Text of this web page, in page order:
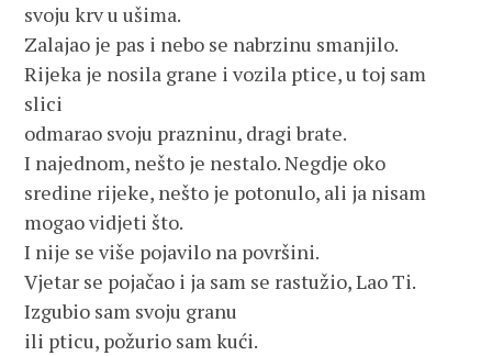
svoju krv u ušima.
Zalajao je pas i nebo se nabrzinu smanjilo.
Rijeka je nosila grane i vozila ptice, u toj sam
slici
odmarao svoju prazninu, dragi brate.
I najednom, nešto je nestalo. Negdje oko
sredine rijeke, nešto je potonulo, ali ja nisam
mogao vidjeti što.
I nije se više pojavilo na površini.
Vjetar se pojačao i ja sam se rastužio, Lao Ti.
Izgubio sam svoju granu
ili pticu, požurio sam kući.